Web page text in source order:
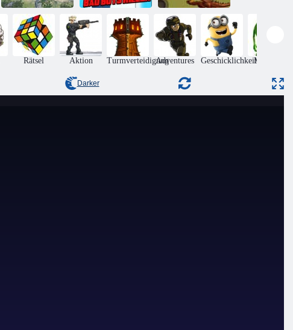
Jurassic
Survival World
der Dinosaurier
Stickman
Außenseiter Bad
Boys Mörder
Drachen
Simulator 3D
Rätsel Aktion TurmverteidigungAdventures GeschicklichkeitMonsters
Darker